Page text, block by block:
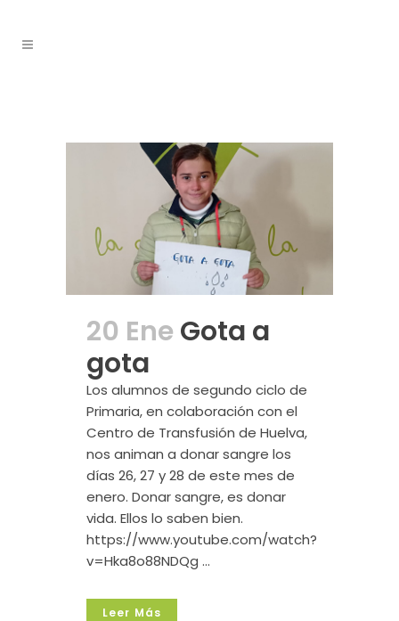
20 Ene Gota a
gota
Los alumnos de segundo ciclo de
Primaria, en colaboración con el
Centro de Transfusión de Huelva,
nos animan a donar sangre los
días 26, 27 y 28 de este mes de
enero. Donar sangre, es donar
vida. Ellos lo saben bien.
https://www.youtube.com/watch?
v=Hka8o88NDQg ...
Leer Más